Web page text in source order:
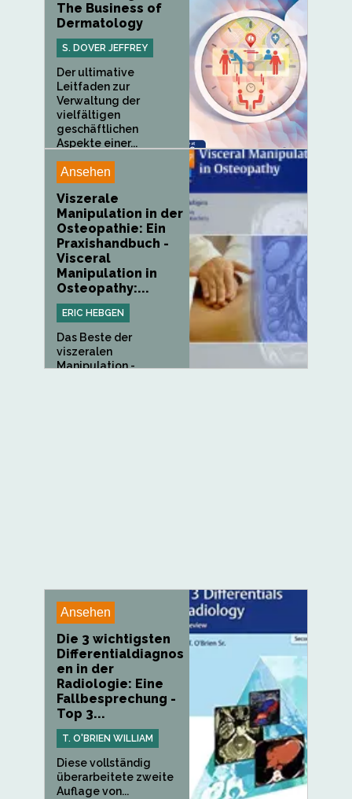
The Business of
Dermatology
S. DOVER JEFFREY
Der ultimative
Leitfaden zur
Verwaltung der
vielfältigen
geschäftlichen
Aspekte einer...
Ansehen
Viszerale
Manipulation in der
Osteopathie: Ein
Praxishandbuch -
Visceral
Manipulation in
Osteopathy:...
ERIC HEBGEN
Das Beste der
viszeralen
Manipulation -...
Ansehen
Die 3 wichtigsten
Differentialdiagnos
en in der
Radiologie: Eine
Fallbesprechung -
Top 3...
T. O'BRIEN WILLIAM
Diese vollständig
überarbeitete zweite
Auflage von...